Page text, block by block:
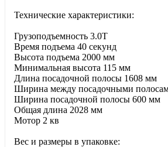
Технические характеристики:
Грузоподъемность 3.0T
Время подъема 40 секунд
Высота подъема 2000 мм
Минимальная высота 115 мм
Длина посадочной полосы 1608 мм
Ширина между посадочными
Ширина посадочной полосы 600 мм
Общая длина 2028 мм
Мотор 2 кв
Вес и размеры в упаковке: